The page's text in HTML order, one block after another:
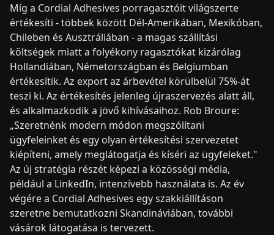
Míg a Cordial Adhesives porragasztóit világszerte
értékesíti - többek között Dél-Amerikában, Mexikóban,
Chileben és Ausztráliában - a magas szállítási
költségek miatt a folyékony ragasztókat kizárólag
Hollandiában, Németországban és Belgiumban
értékesítik. Az export az árbevétel körülbelül 75%-át
teszi ki. Az értékesítés jelenleg újraszervezés alatt áll,
és alkalmazkodik a jövő kihívásaihoz. Rob Broure:
„Szeretnénk modern módon megszólítani
ügyfeleinket és egy olyan értékesítési szervezetet
kiépíteni, amely meglátogatja és kíséri az ügyfeleket."
Az új stratégia részét képezi a közösségi média,
például a LinkedIn, intenzívebb használata is. Az év
végére a Cordial Adhesives egy szakkiállításon
szeretne bemutatkozni Skandináviában, további
vásárok látogatása is tervezett.